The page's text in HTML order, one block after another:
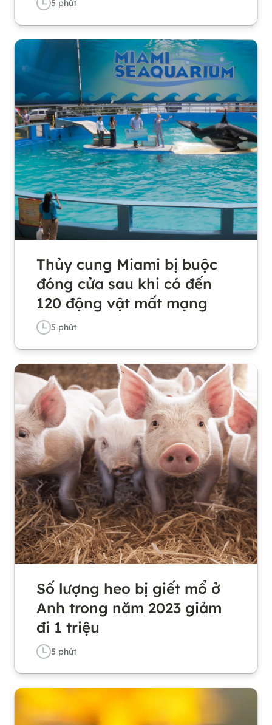
5 phút
Thủy cung Miami bị buộc
đóng cửa sau khi có đến
120 động vật mất mạng
5 phút
Số lượng heo bị giết mổ ở
Anh trong năm 2023 giảm
đi 1 triệu
5 phút